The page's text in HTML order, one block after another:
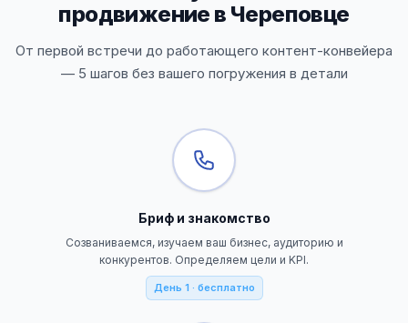
продвижение в Череповце
От первой встречи до работающего контент-конвейера
— 5 шагов без вашего погружения в детали
Бриф и знакомство
Созваниваемся, изучаем ваш бизнес, аудиторию и
конкурентов. Определяем цели и KPI.
День 1 · бесплатно